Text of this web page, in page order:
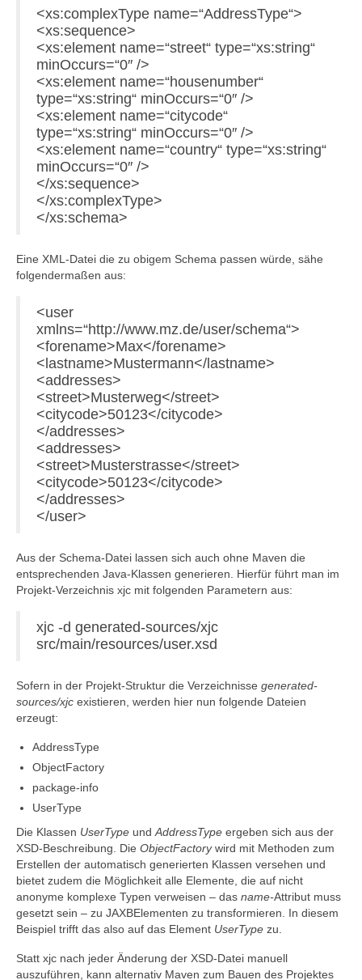
<xs:complexType name=“AddressType“>
<xs:sequence>
<xs:element name=“street“ type=“xs:string“
minOccurs=“0″ />
<xs:element name=“housenumber“
type=“xs:string“ minOccurs=“0″ />
<xs:element name=“citycode“
type=“xs:string“ minOccurs=“0″ />
<xs:element name=“country“ type=“xs:string“
minOccurs=“0″ />
</xs:sequence>
</xs:complexType>
</xs:schema>
Eine XML-Datei die zu obigem Schema passen würde, sähe
folgendermaßen aus:
<user
xmlns=“http://www.mz.de/user/schema“>
<forename>Max</forename>
<lastname>Mustermann</lastname>
<addresses>
<street>Musterweg</street>
<citycode>50123</citycode>
</addresses>
<addresses>
<street>Musterstrasse</street>
<citycode>50123</citycode>
</addresses>
</user>
Aus der Schema-Datei lassen sich auch ohne Maven die
entsprechenden Java-Klassen generieren. Hierfür führt man im
Projekt-Verzeichnis xjc mit folgenden Parametern aus:
xjc -d generated-sources/xjc
src/main/resources/user.xsd
Sofern in der Projekt-Struktur die Verzeichnisse generated-
sources/xjc existieren, werden hier nun folgende Dateien
erzeugt:
AddressType
ObjectFactory
package-info
UserType
Die Klassen UserType und AddressType ergeben sich aus der
XSD-Beschreibung. Die ObjectFactorywird mit Methoden zum
Erstellen der automatisch generierten Klassen versehen und
bietet zudem die Möglichkeit alle Elemente, die auf nicht
anonyme komplexe Typen verweisen – das name-Attribut muss
gesetzt sein – zu JAXBElementen zu transformieren. In diesem
Beispiel trifft das also auf das Element UserType zu.
Statt xjc nach jeder Änderung der XSD-Datei manuell
auszuführen, kann alternativ Maven zum Bauen des Projektes